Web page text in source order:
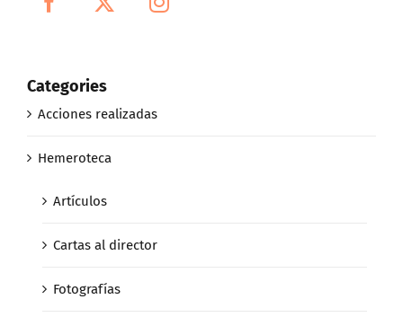
Categories
Acciones realizadas
Hemeroteca
Artículos
Cartas al director
Fotografías